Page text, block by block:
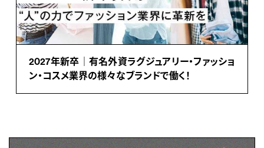
2027年新卒｜有名外資ラグジュアリー・ファッショ
ン・コスメ業界の様々なブランドで働く！